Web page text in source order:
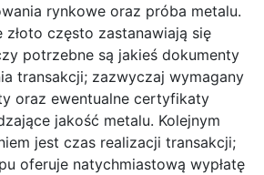
rynkowe oraz próba metalu.
złoto często zastanawiają się
potrzebne są jakieś dokumenty
transakcji; zazwyczaj wymagany
oraz ewentualne certyfikaty
jakość metalu. Kolejnym
jest czas realizacji transakcji;
oferuje natychmiastową wypłatę